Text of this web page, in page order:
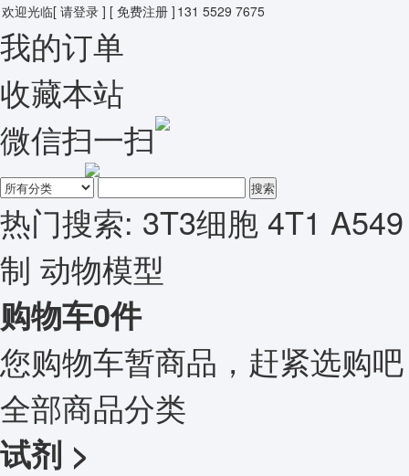
欢迎光临[ 请登录 ] [ 免费注册 ] 131 5529 7675
我的订单
收藏本站
微信扫一扫
搜索
热门搜索: 3T3细胞 4T1 A549
制 动物模型
购物车0件
您购物车暂商品，赶紧选购
全部商品分类
试剂 >